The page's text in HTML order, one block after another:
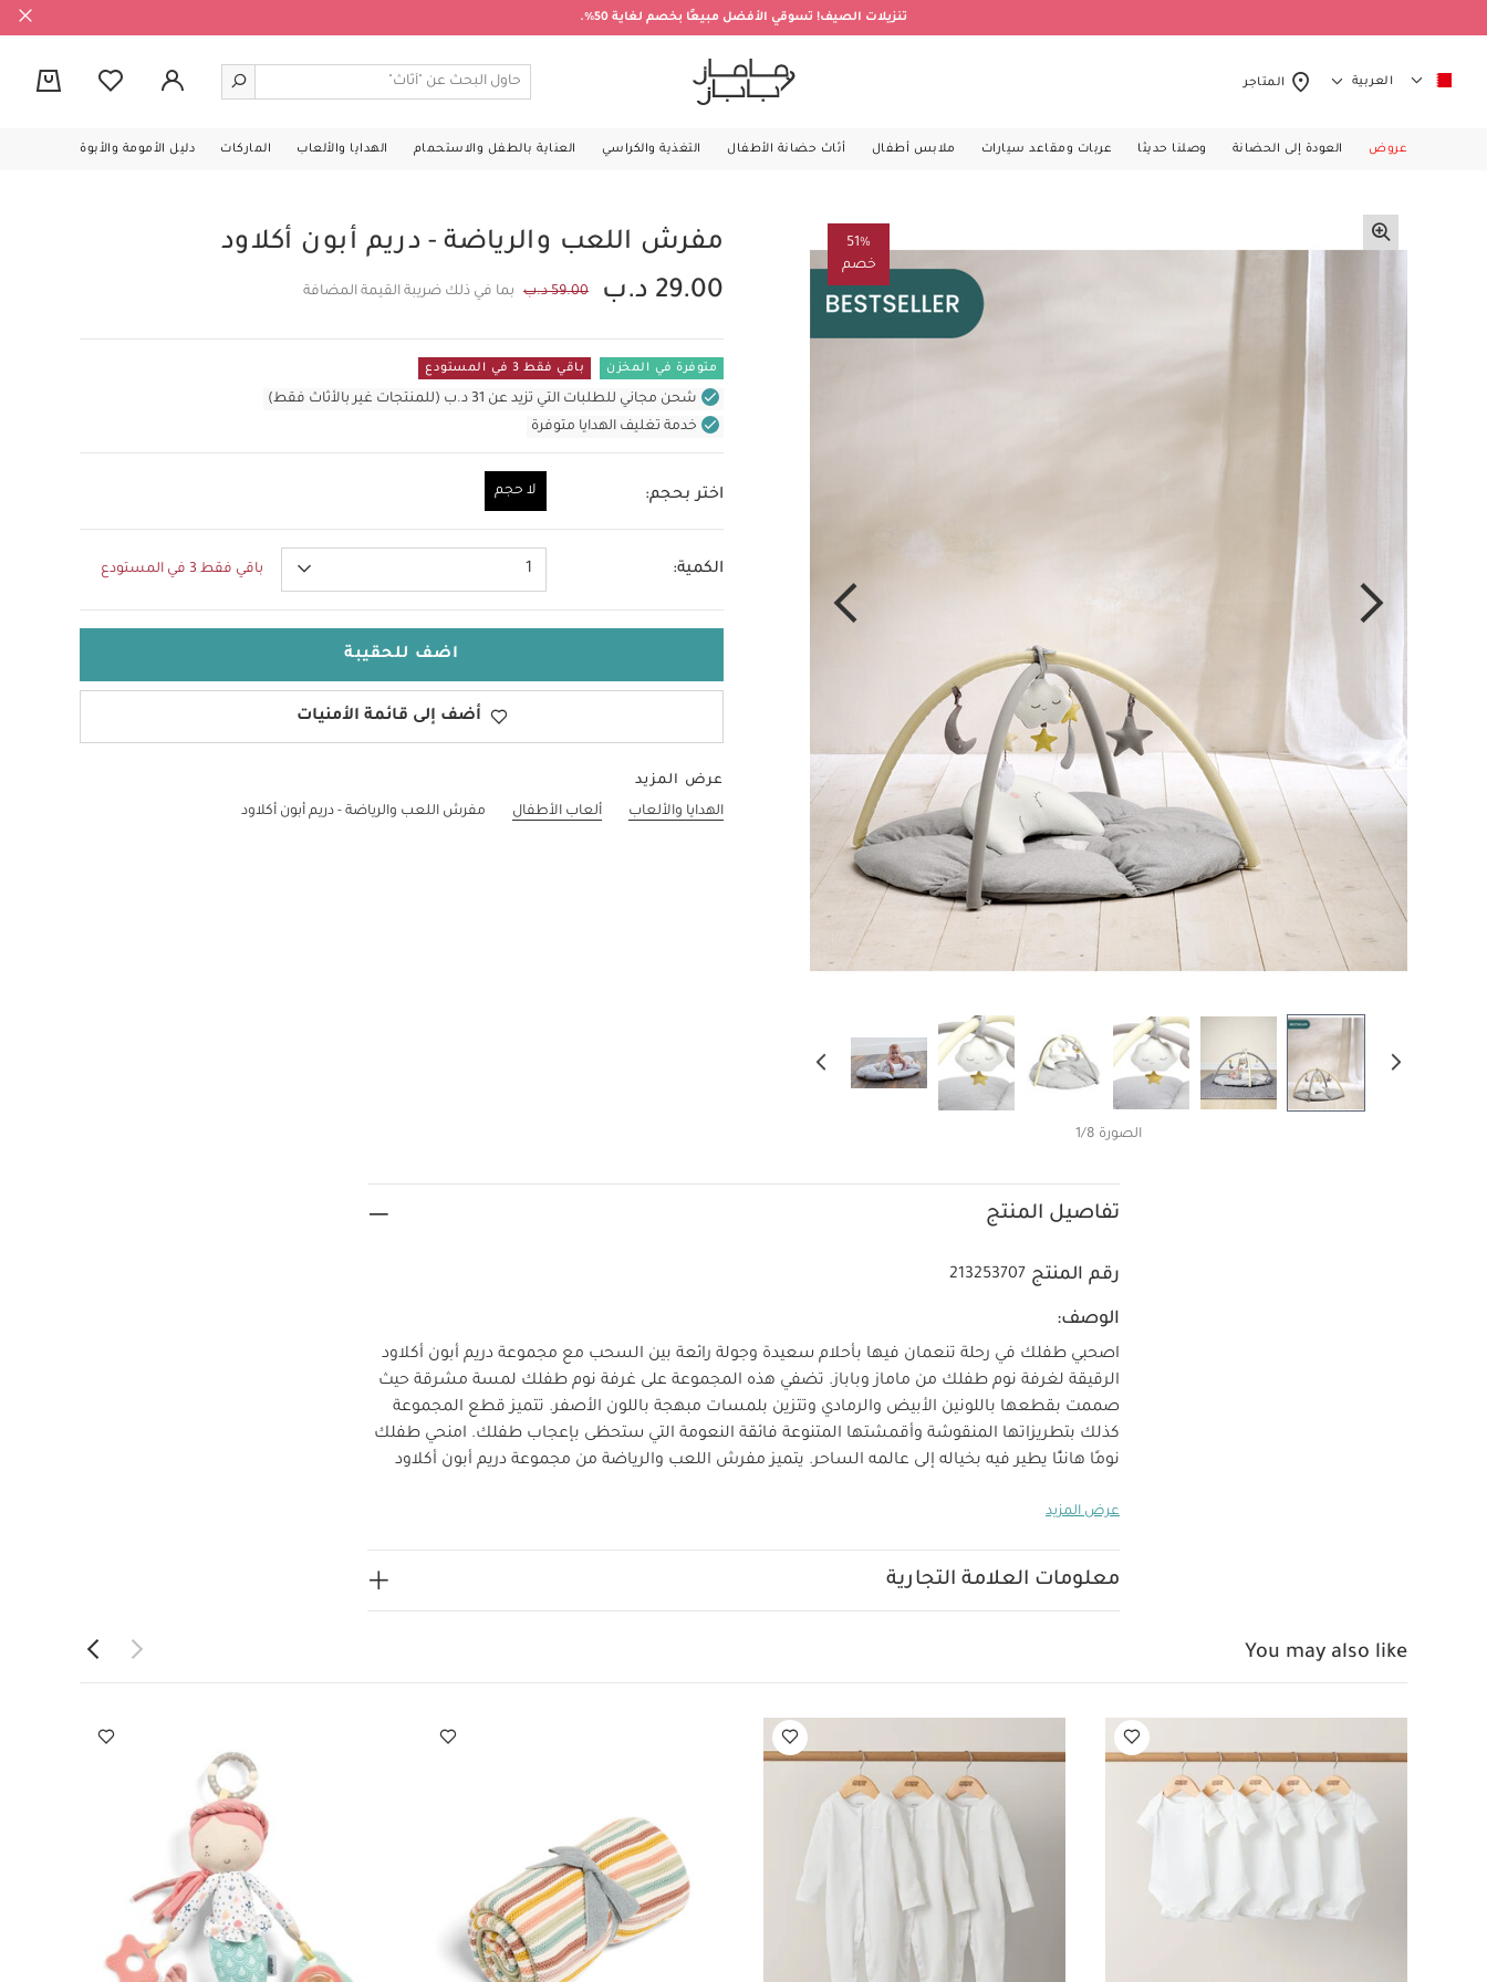
تنزيلات الصيف! تسوقي الأفضل مبيعًا بخصم لغاية 50%.
العربية المتاجر
عروض العودة إلى الحضانة وصلنا حديثا عربات ومقاعد سيارات ملابس أطفال أثاث حضانة الأطفال التغذية والكراسي العناية بالطفل والاستحمام الهدايا والألعاب الماركات دليل الأمومة والأبوة
51%
خصم
الصورة 1/8
مفرش اللعب والرياضة - دريم أبون أكلاود
29.00 د.ب
59.00 د.ب بما في ذلك ضريبة القيمة المضافة
متوفرة في المخزن باقي فقط 3 في المستودع
شحن مجاني للطلبات التي تزيد عن 31 د.ب (للمنتجات غير بالأثاث فقط)
خدمة تغليف الهدايا متوفرة
اختر بحجم: لا حجم
الكمية: 1 باقي فقط 3 في المستودع
اضف للحقيبة
أضف إلى قائمة الأمنيات
عرض المزيد
الهدايا والألعاب
ألعاب الأطفال مفرش اللعب والرياضة - دريم أبون أكلاود
تفاصيل المنتج
رقم المنتج 213253707
الوصف:
اصحبي طفلك في رحلة تنعمان فيها بأحلام سعيدة وجولة رائعة بين السحب مع مجموعة دريم أبون أكلاود
الرقيقة لغرفة نوم طفلك من ماماز وباباز. تضفي هذه المجموعة على غرفة نوم طفلك لمسة مشرقة حيث
صممت بقطعها باللونين الأبيض والرمادي وتتزين بلمسات مبهجة باللون الأصفر. تتميز قطع المجموعة
كذلك بتطريزاتها المنقوشة وأقمشتها المتنوعة فائقة النعومة التي ستحظى بإعجاب طفلك. امنحي طفلك
نومًا هانئًا يطير فيه بخياله إلى عالمه الساحر. يتميز مفرش اللعب والرياضة من مجموعة دريم أبون أكلاود
مثل الخشخيشة والنسيج المجعد والأصوات الموسيقية واللعب القابلة للفك فضلاً عن مجموعة من
والأقمشة الناعمة واللمسات ذات اللون الأصفر المبهج. تحتوي مجموعة دريم أبون أكلاود من ماماز وباباز
على مجموعة من الألعاب التي تساعد على تنمية حواس طفلك وتنشيطها فضلاً عن تصاميمها الأنيقة التي
متدلية لتسلية طفلك وتنمية مهارات حواسه وتعزيز التوافق بينها.
يأتيك المفرش بمجموعة من الميزات
المذهلة مثل الخشخيشة والنسيج المجعد واللعب القابلة للفك وإكسسوار إضافي لوقت الاستلقاء على
البطن يساعد صغيرك على تقوية عضلات عنقه وكتفيه. يتناسق تصميم المفرش مع تصميم مجموعة دريم
أبون أكلاود للديكورات الداخلية والمزينة جميعها بتطريزات وتفاصيل بارزة تمنح لعب طفلك مظهرًا أنيقًا
وطابعًا تفاعليًا يحبه صغيرك.
خصائص المنتج
قاعدة مبطنة فائقة النعومة مثالية ليستلقي طفلك
أقواس قابلة للإزالة تتدلى منها لعبة موسيقية وإكسسوار إضافي لوقت الاستلقاء على البطن.
ميزات تفاعلية: أشرطة زينة، وخشخيشة وجرس وحلقة تسنين وقطع بارزة وأصوات موسيقية.
تصميم متناسق مع مجموعة دريم أبون أكلاود للديكورات الداخلية. مواصفات المنتج
العمر المناسب: منذ الولادة إلى 5 أشهر تحذير.اخلعي أقواس اللعب من
القاعدة فور بدء الطفل محاولة الاستناد على يديه وركبتيه (5 أشهر تقريبًا). الأقواس المعلقة هي مكونات
عرض المزيد
معلومات العلامة التجارية
You may also like